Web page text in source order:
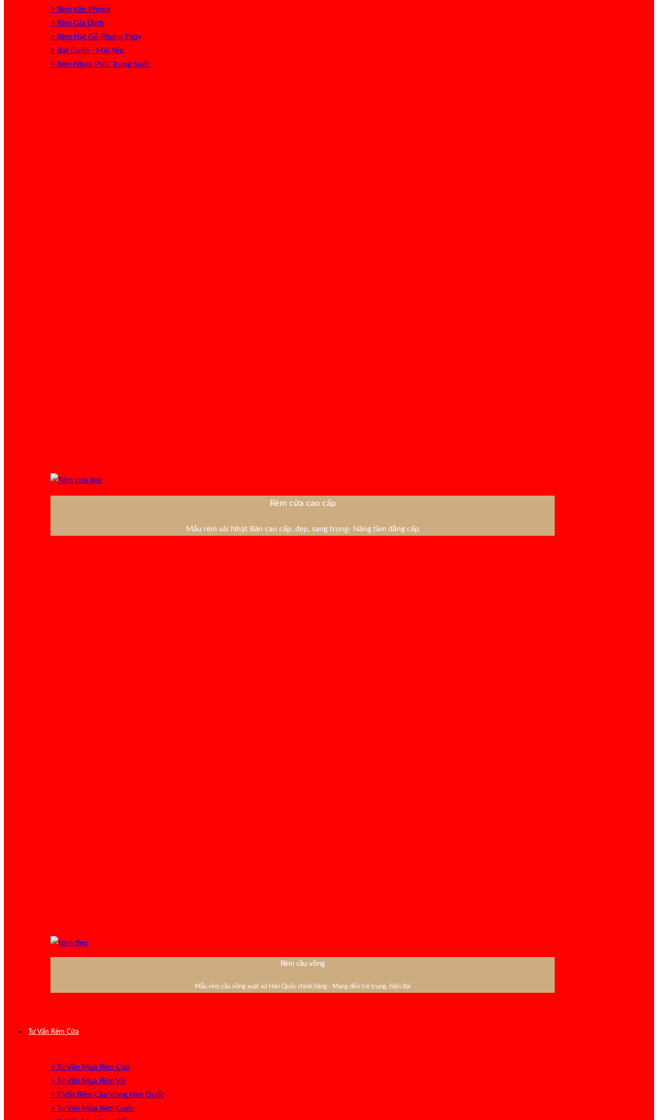
> Rèm Văn Phòng
> Rèm Gia Đình
> Rèm Hạt Gỗ Phong Thủy
> Bạt Cuốn - Mái Xếp
> Rèm Nhựa PVC Trong Suốt
Rèm cửa cao cấp
Mẫu rèm vải Nhật Bản cao cấp, đẹp, sang trọng- Nâng tầm đẳng cấp
Rèm cầu vồng
Mẫu rèm cầu vồng xuất xứ Hàn Quốc chính hãng - Mang đến trẻ trung, hiện đại
Tư Vấn Rèm Cửa
> Tư Vấn Mua Rèm Cửa
> Tư Vấn Mua Rèm Vải
> T.Vấn Rèm Cầu Vồng Hàn Quốc
> Tư Vấn Mua Rèm Cuốn